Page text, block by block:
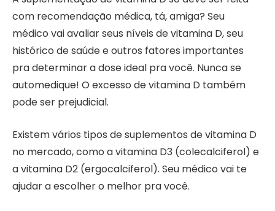
com recomendação médica, tá, amiga? Seu
médico vai avaliar seus níveis de vitamina D, seu
histórico de saúde e outros fatores importantes
pra determinar a dose ideal pra você. Nunca se
automedique! O excesso de vitamina D também
pode ser prejudicial.
Existem vários tipos de suplementos de vitamina D
no mercado, como a vitamina D3 (colecalciferol) e
a vitamina D2 (ergocalciferol). Seu médico vai te
ajudar a escolher o melhor pra você.